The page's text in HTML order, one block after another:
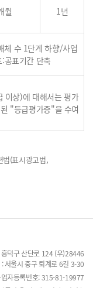
월 1년
체 수 1단계 하향/사업
공표기간 단축
이상)에 대해서는 평가
"등급평가증"을 수여
법(표시광고법,
덕구 산단로 124 (우)28446
서울시 중구 퇴계로 6길 3-30
자등록번호: 315-81-19977